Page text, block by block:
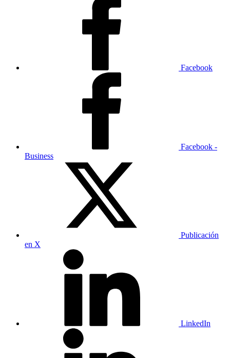
Facebook
Facebook -
Business
Publicación
en X
LinkedIn